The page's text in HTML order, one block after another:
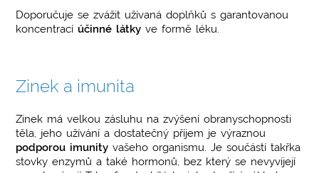
Doporučuje se zvážit užívaná doplňků s garantovanou
koncentrací účinné látky ve formě léku.
Zinek a imunita
Zinek má velkou zásluhu na zvýšení obranyschopnosti
těla, jeho užívání a dostatečný příjem je výraznou
podporou imunity vašeho organismu. Je součástí takřka
stovky enzymů a také hormonů, bez který se nevyvíjejí